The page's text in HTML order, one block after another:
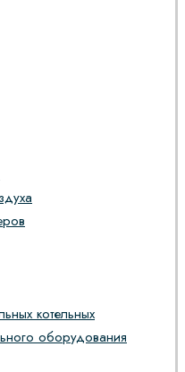
котельных
оборудования